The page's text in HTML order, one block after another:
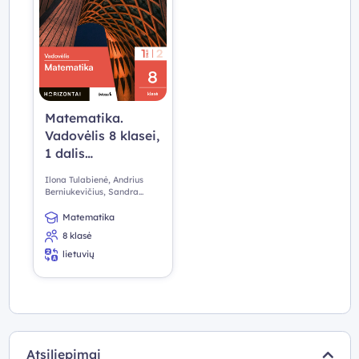
Matematika.
Vadovėlis 8 klasei,
1 dalis
Ilona Tulabienė, Andrius
Berniukevičius, Sandra
Ališauskas, Odeta
Janušaitienė
Matematika
8 klasė
lietuvių
Atsiliepimai